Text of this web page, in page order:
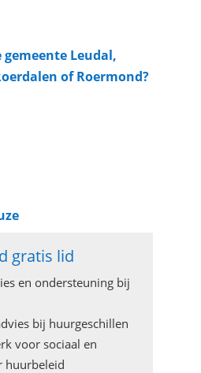
gemeente Leudal,
of Roermond?
gratis lid
en ondersteuning bij
bij huurgeschillen
voor sociaal en
huurbeleid